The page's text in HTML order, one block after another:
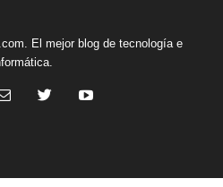
El mejor blog de tecnología e